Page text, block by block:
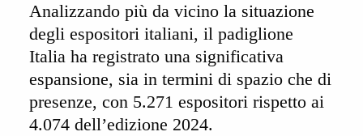
Analizzando più da vicino la situazione
degli espositori italiani, il padiglione
Italiaha registrato una significativa
espansione, sia in termini di spazio che di
presenze, con 5.271 espositoririspetto ai
4.074 dell’edizione 2024.